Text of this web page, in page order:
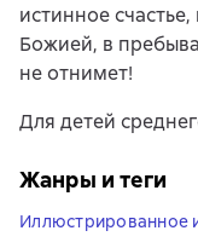
истинное
Божией, в
не отнимет!
Для детей
Жанры и теги
Иллюстрированное